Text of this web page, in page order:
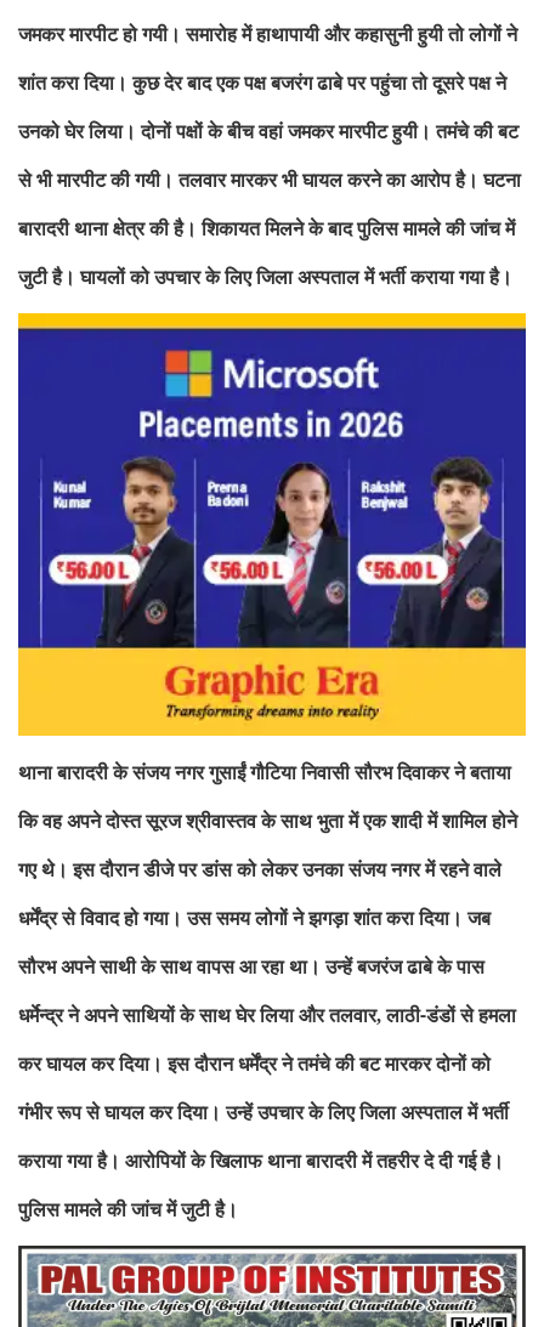
जमकर मारपीट हो गयी। समारोह में हाथापायी और कहासुनी हुयी तो लोगों ने
शांत करा दिया। कुछ देर बाद एक पक्ष बजरंग ढाबे पर पहुंचा तो दूसरे पक्ष ने
उनको घेर लिया। दोनों पक्षों के बीच वहां जमकर मारपीट हुयी। तमंचे की बट
से भी मारपीट की गयी। तलवार मारकर भी घायल करने का आरोप है। घटना
बारादरी थाना क्षेत्र की है। शिकायत मिलने के बाद पुलिस मामले की जांच में
जुटी है। घायलों को उपचार के लिए जिला अस्पताल में भर्ती कराया गया है।
थाना बारादरी के संजय नगर गुसाईं गौटिया निवासी सौरभ दिवाकर ने बताया
किवहअपने दोस्त सूरज श्रीवास्तव के साथ भुता में एक शादी में शामिल होने
गएथे। इस दौरान डीजे पर डांस को लेकर उनका संजय नगर में रहने वाले
धर्मेंद्रसे विवाद हो गया। उस समय लोगों ने झगड़ा शांत करा दिया। जब
सौरभ अपने साथीके साथ वापस आ रहा था। उन्हें बजरंज ढाबे के पास
धर्मेन्द्र ने अपनेसाथियों के साथ घेर लिया और तलवार,लाठी-डंडों से हमला
कर घायल कर दिया। इसदौरान धर्मेंद्र ने तमंचे की बट मारकर दोनों को
गंभीर रूप से घायल करदिया। उन्हें उपचार के लिए जिला अस्पताल में भर्ती
कराया गया है। आरोपियोंके खिलाफ थाना बारादरी में तहरीर दे दी गई है।
पुलिस मामले की जांच मेंजुटी है।